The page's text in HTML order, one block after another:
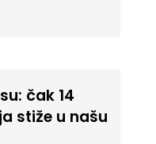
čak 14
stiže u našu